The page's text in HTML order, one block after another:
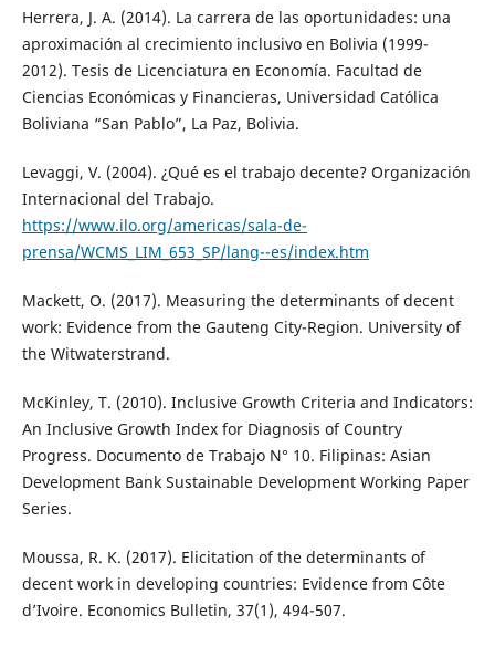
Herrera, J. A. (2014). La carrera de las oportunidades: una
aproximación al crecimiento inclusivo en Bolivia (1999-
2012). Tesis de Licenciatura en Economía. Facultad de
Ciencias Económicas y Financieras, Universidad Católica
Boliviana “San Pablo”, La Paz, Bolivia.
Levaggi, V. (2004). ¿Qué es el trabajo decente? Organización
Internacional del Trabajo.
https://www.ilo.org/americas/sala-de-
prensa/WCMS_LIM_653_SP/lang--es/index.htm
Mackett, O. (2017). Measuring the determinants of decent
work: Evidence from the Gauteng City-Region. University of
the Witwaterstrand.
McKinley, T. (2010). Inclusive Growth Criteria and Indicators:
An Inclusive Growth Index for Diagnosis of Country
Progress. Documento de Trabajo N° 10. Filipinas: Asian
Development Bank Sustainable Development Working Paper
Series.
Moussa, R. K. (2017). Elicitation of the determinants of
decent work in developing countries: Evidence from Côte
d’Ivoire. Economics Bulletin, 37(1), 494-507.